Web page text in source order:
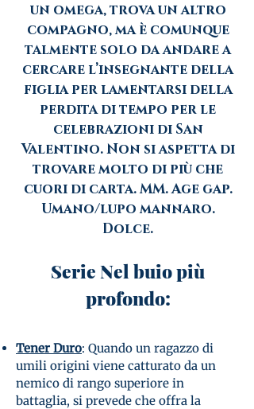
un omega, trova un altro
compagno, ma è comunque
talmente solo da andare a
cercare l’insegnante della
figlia per lamentarsi della
perdita di tempo per le
celebrazioni di San
Valentino. Non si aspetta di
trovare molto di più che
cuori di carta.MM. Age gap.
Umano/lupo mannaro.
Dolce.
Serie Nel buio più
profondo:
Tener Duro: Quando un ragazzo di
umili origini viene catturato da un
nemico di rango superiore in
battaglia, si prevede che offra la